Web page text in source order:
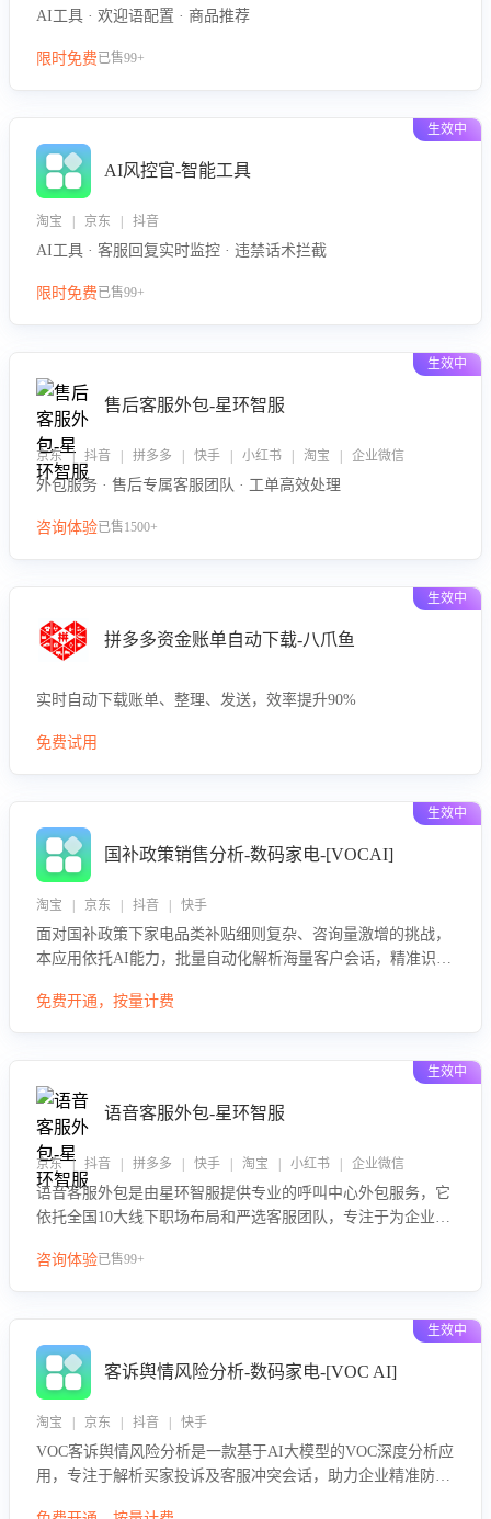
AI工具 · 欢迎语配置 · 商品推荐
限时免费已售99+
生效中
AI风控官-智能工具
淘宝 | 京东 | 抖音
AI工具 · 客服回复实时监控 · 违禁话术拦截
限时免费已售99+
生效中
售后客服外包-星环智服
京东 | 抖音 | 拼多多 | 快手 | 小红书 | 淘宝 | 企业微信
外包服务 · 售后专属客服团队 · 工单高效处理
咨询体验已售1500+
生效中
拼多多资金账单自动下载-八爪鱼
实时自动下载账单、整理、发送，效率提升90%
免费试用
生效中
国补政策销售分析-数码家电-[VOCAI]
淘宝 | 京东 | 抖音 | 快手
面对国补政策下家电品类补贴细则复杂、咨询量激增的挑战，
本应用依托AI能力，批量自动化解析海量客户会话，精准识别
向，深度洞察决策动因。同时全面评估客服团队政策解读准确
免费开通，按量计费
生效中
语音客服外包-星环智服
京东 | 抖音 | 拼多多 | 快手 | 淘宝 | 小红书 | 企业微信
语音客服外包是由星环智服提供专业的呼叫中心外包服务，它
依托全国10大线下职场布局和严选客服团队，专注于为企业提
队和智能工具提升语音客服服务效率和质量，帮助企业实现降
咨询体验已售99+
生效中
客诉舆情风险分析-数码家电-[VOC AI]
淘宝 | 京东 | 抖音 | 快手
VOC客诉舆情风险分析是一款基于AI大模型的VOC深度分析应
用，专注于解析买家投诉及客服冲突会话，助力企业精准防控